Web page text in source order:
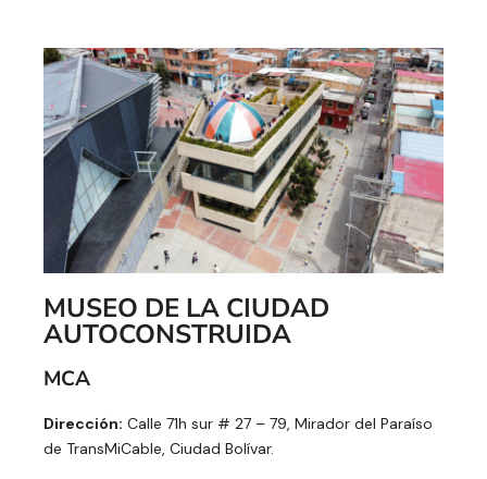
MUSEO DE LA CIUDAD
AUTOCONSTRUIDA
MCA
Dirección: Calle 71h sur # 27 – 79, Mirador del Paraíso
de TransMiCable, Ciudad Bolívar.